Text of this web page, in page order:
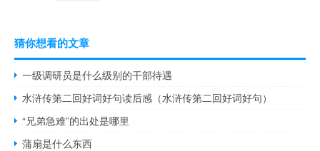
猜你想看的文章
一级调研员是什么级别的干部待遇
水浒传第二回好词好句读后感（水浒传第二回好词好句）
“兄弟急难”的出处是哪里
蒲扇是什么东西